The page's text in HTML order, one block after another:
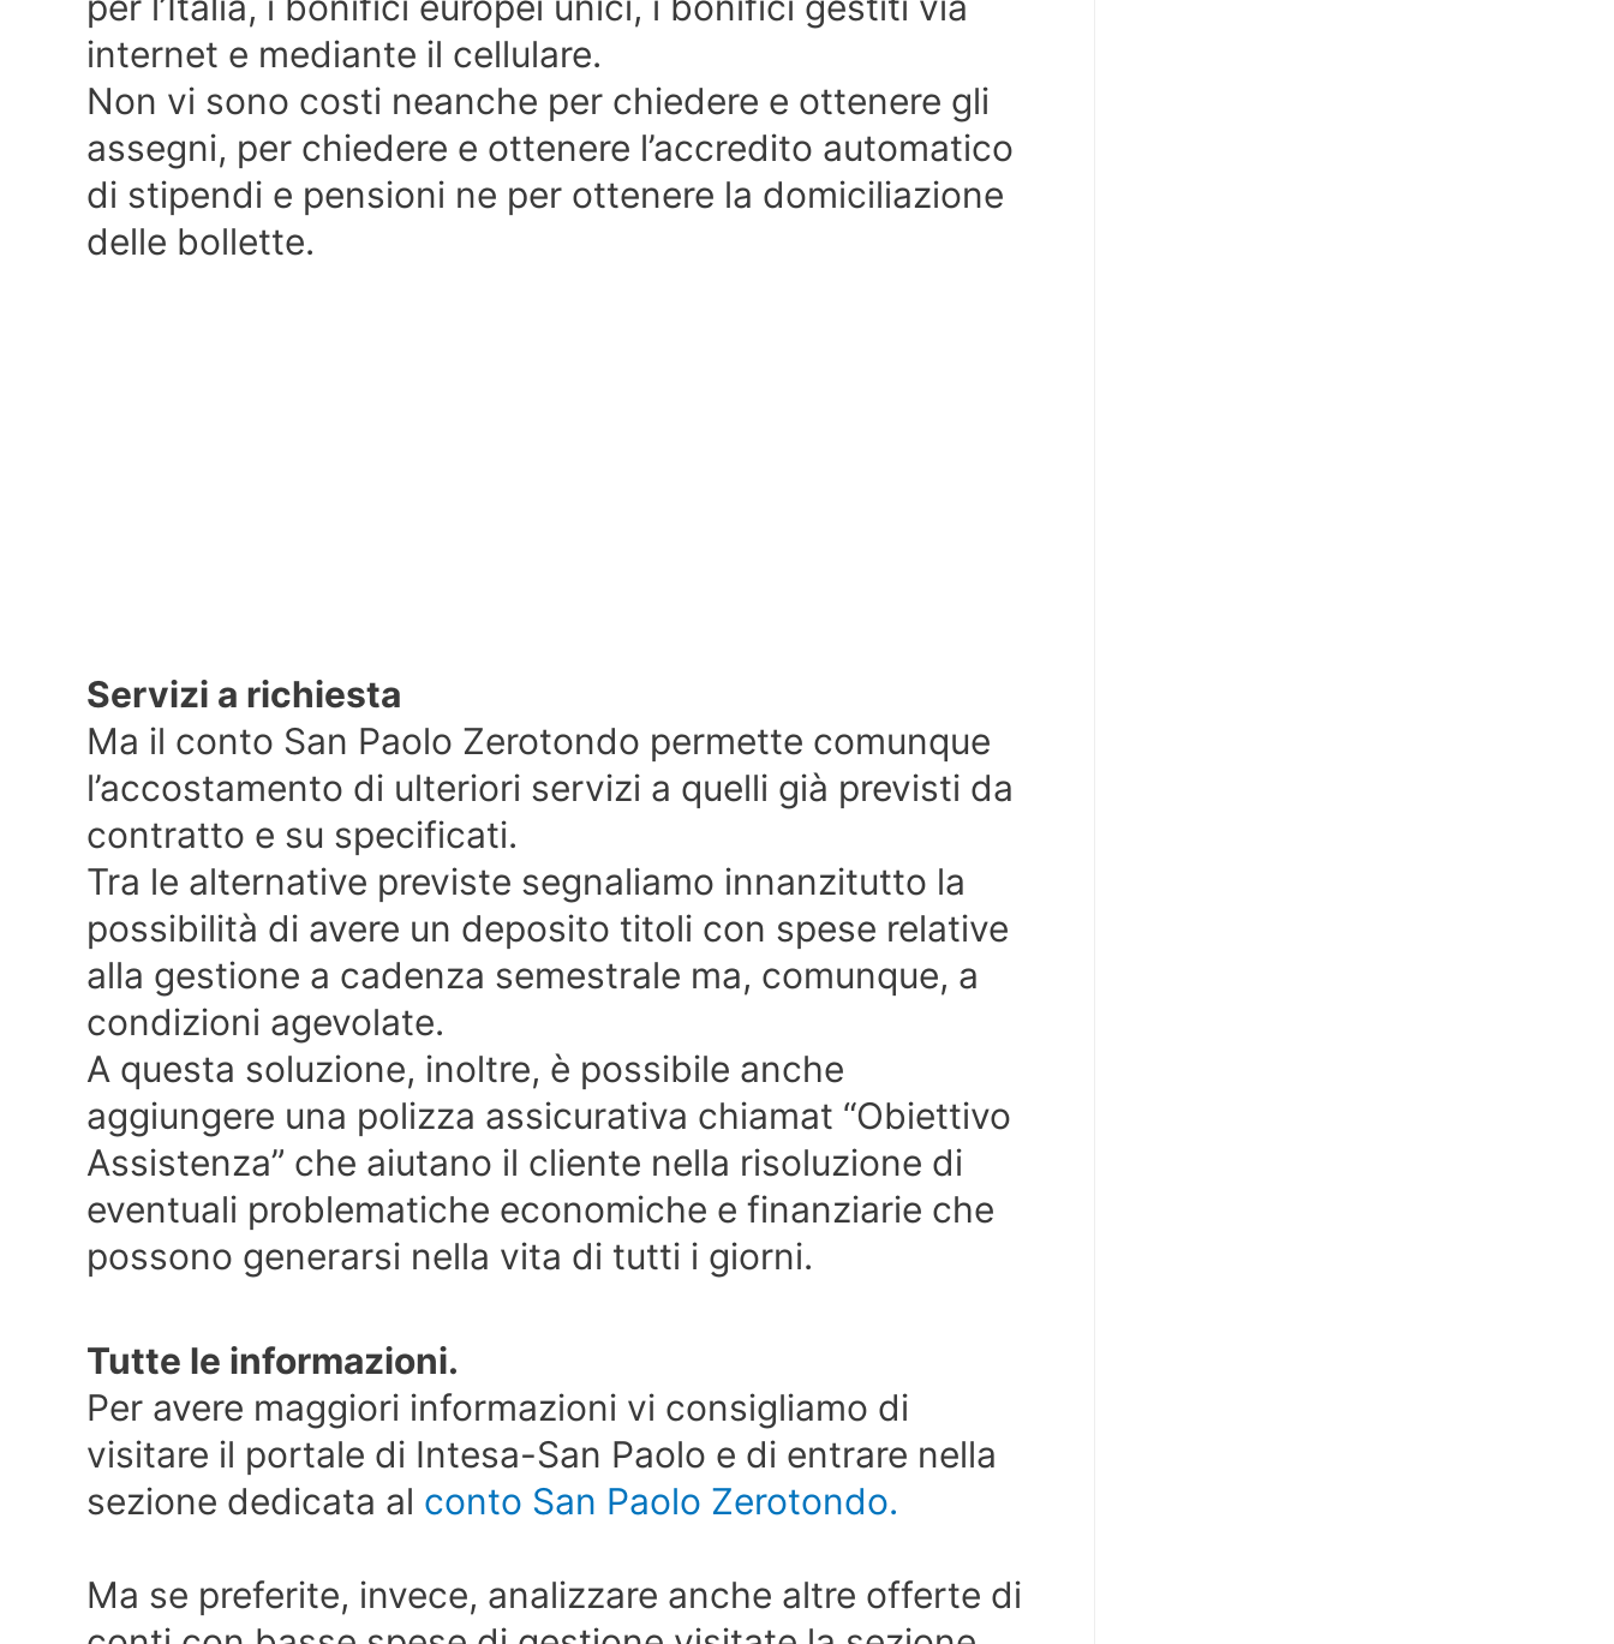
internet e mediante il cellulare.
Non vi sono costi neanche per chiedere e ottenere gli
assegni, per chiedere e ottenere l’accredito automatico
di stipendi e pensioni ne per ottenere la domiciliazione
delle bollette.
Servizi a richiesta
Ma il conto San Paolo Zerotondo permette comunque
l’accostamento di ulteriori servizi a quelli già previsti da
contratto e su specificati.
Tra le alternative previste segnaliamo innanzitutto la
possibilità di avere un deposito titoli con spese relative
alla gestione a cadenza semestrale ma, comunque, a
condizioni agevolate.
A questa soluzione, inoltre, è possibile anche
aggiungere una polizza assicurativa chiamat “Obiettivo
Assistenza” che aiutano il cliente nella risoluzione di
eventuali problematiche economiche e finanziarie che
possono generarsi nella vita di tutti i giorni.
Tutte le informazioni.
Per avere maggiori informazioni vi consigliamo di
visitare il portale di Intesa-San Paolo e di entrare nella
sezione dedicata al conto San Paolo Zerotondo.
Ma se preferite, invece, analizzare anche altre offerte di